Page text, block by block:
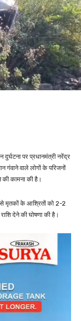
दुर्घटना पर प्रधानमंत्री नरेंद्र
गंवाने वाले लोगों के परिजनों
कामना की है।
से मृतकों के आश्रितों को 2-2
देने की घोषणा की है।